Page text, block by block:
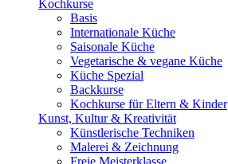
Kochkurse
Basis
Internationale Küche
Saisonale Küche
Vegetarische & vegane Küche
Küche Spezial
Backkurse
Kochkurse für Eltern & Kinder
Kunst, Kultur & Kreativität
Künstlerische Techniken
Malerei & Zeichnung
Freie Meisterklasse